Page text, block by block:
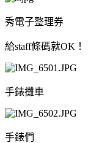
秀電子整理券
給staff條碼就OK！
手錶攤車
手錶們